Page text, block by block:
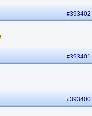
#393402 |
#393401 |
#393400 |